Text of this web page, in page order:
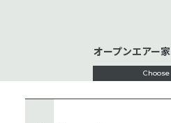
オープンエアー
Choose